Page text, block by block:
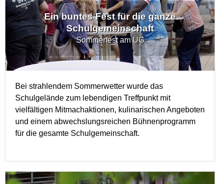
Ein buntes Fest für die ganze
Schulgemeinschaft
Sommerfest am UG
Bei strahlendem Sommerwetter wurde das
Schulgelände zum lebendigen Treffpunkt mit
vielfältigen Mitmachaktionen, kulinarischen Angeboten
und einem abwechslungsreichen Bühnenprogramm
für die gesamte Schulgemeinschaft.